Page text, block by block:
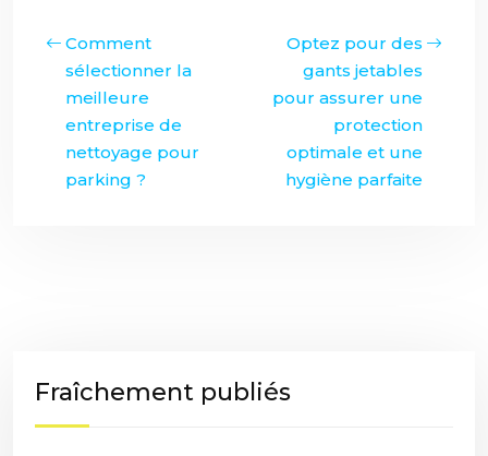
Comment
sélectionner la
meilleure
entreprise de
nettoyage pour
parking ?
Optez pour des
gants jetables
pour assurer une
protection
optimale et une
hygiène parfaite
Fraîchement publiés